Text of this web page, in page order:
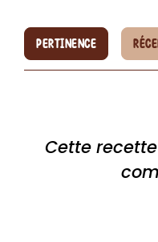
PERTINENCE
Cette